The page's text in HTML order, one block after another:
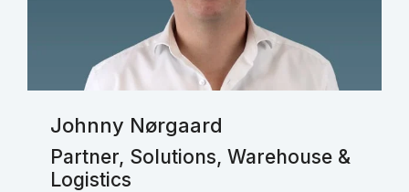
Johnny Nørgaard
Partner, Solutions, Warehouse &
Logistics